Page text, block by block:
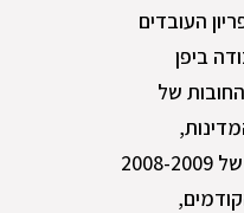
העובדים
ביפן
של
במיוחד בעקבות המשבר העולמי של 2008-2009